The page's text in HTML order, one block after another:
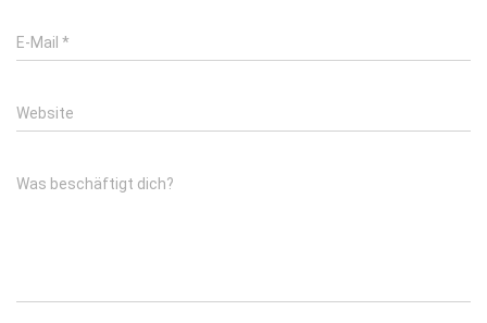
E-Mail *
Website
Was beschäftigt dich?